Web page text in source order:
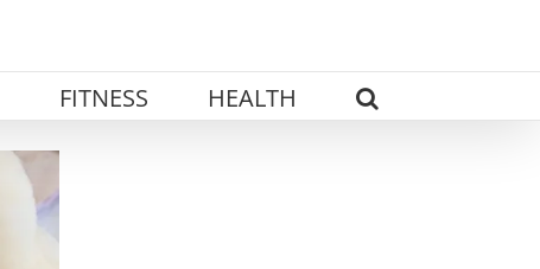
FITNESS HEALTH